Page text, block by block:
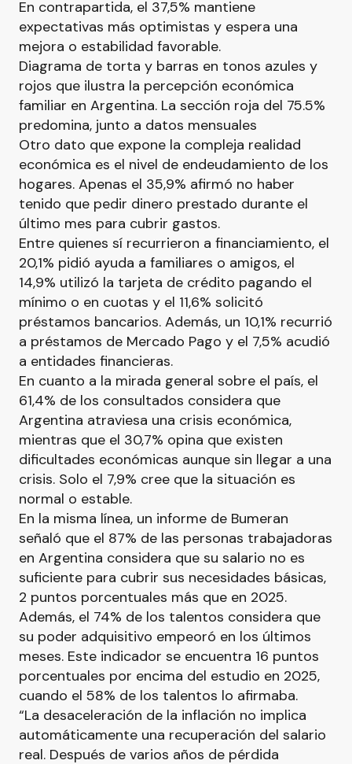
En contrapartida, el 37,5% mantiene
expectativas más optimistas y espera una
mejora o estabilidad favorable.
Diagrama de torta y barras en tonos azules y
rojos que ilustra la percepción económica
familiar en Argentina. La sección roja del 75.5%
predomina, junto a datos mensuales
Otro dato que expone la compleja realidad
económica es el nivel de endeudamiento de los
hogares. Apenas el 35,9% afirmó no haber
tenido que pedir dinero prestado durante el
último mes para cubrir gastos.
Entre quienes sí recurrieron a financiamiento, el
20,1% pidió ayuda a familiares o amigos, el
14,9% utilizó la tarjeta de crédito pagando el
mínimo o en cuotas y el 11,6% solicitó
préstamos bancarios. Además, un 10,1% recurrió
a préstamos de Mercado Pago y el 7,5% acudió
a entidades financieras.
En cuanto a la mirada general sobre el país, el
61,4% de los consultados considera que
Argentina atraviesa una crisis económica,
mientras que el 30,7% opina que existen
dificultades económicas aunque sin llegar a una
crisis. Solo el 7,9% cree que la situación es
normal o estable.
En la misma línea, un informe de Bumeran
señaló que el 87% de las personas trabajadoras
en Argentina considera que su salario no es
suficiente para cubrir sus necesidades básicas,
2 puntos porcentuales más que en 2025.
Además, el 74% de los talentos considera que
su poder adquisitivo empeoró en los últimos
meses. Este indicador se encuentra 16 puntos
porcentuales por encima del estudio en 2025,
cuando el 58% de los talentos lo afirmaba.
“La desaceleración de la inflación no implica
automáticamente una recuperación del salario
real. Después de varios años de pérdida